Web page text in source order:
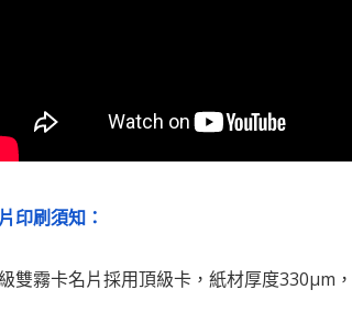
印刷須知：
雙霧卡名片採用頂級卡，紙材厚度330µm